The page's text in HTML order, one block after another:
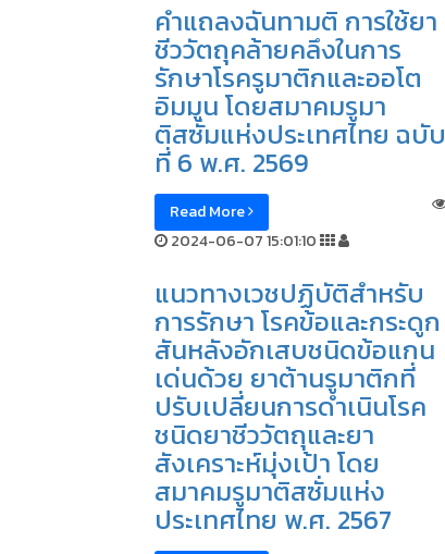
คำแถลงฉันทามติ การใช้ยา
ชีววัตถุคล้ายคลึงในการ
รักษาโรครูมาติกและออโต
อิมมูน โดยสมาคมรูมา
ติสซั่มแห่งประเทศไทย ฉบับ
ที่ 6 พ.ศ. 2569
Read More
2024-06-07 15:01:10
แนวทางเวชปฏิบัติสำหรับ
การรักษา โรคข้อและกระดูก
สันหลังอักเสบชนิดข้อแกน
เด่นด้วย ยาต้านรูมาติกที่
ปรับเปลี่ยนการดำเนินโรค
ชนิดยาชีววัตถุและยา
สังเคราะห์มุ่งเป้า โดย
สมาคมรูมาติสซั่มแห่ง
ประเทศไทย พ.ศ. 2567